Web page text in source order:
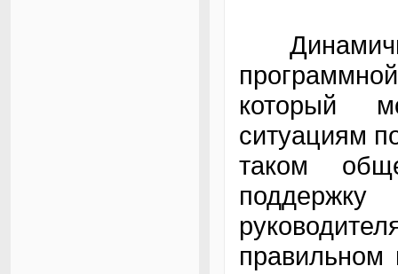
который
ситуациям
таком
правильном